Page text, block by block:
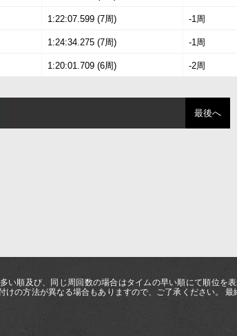
1:22:07.599 (7周) -1周
1:24:34.275 (7周) -1周
1:20:01.709 (6周) -2周
最後へ
い順及び、同じ周回数の場合はタイムの早い順にて順位を
けの方法が異なる場合もありますので、ご了承ください。